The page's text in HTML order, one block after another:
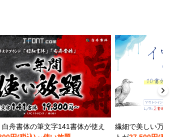
舟書体の筆文字141書体が使え
繊細で美しい万年